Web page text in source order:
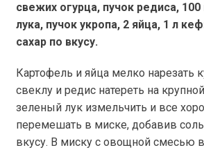
свежих огурца, пучок редиса, 100
лука, пучок укропа, 2 яйца, 1 л
сахар по вкусу.
Картофель и яйца мелко нарезать
свеклу и редис натереть на
зеленый лук измельчить и все
перемешать в миске, добавив соль
вкусу. В миску с овощной смесью